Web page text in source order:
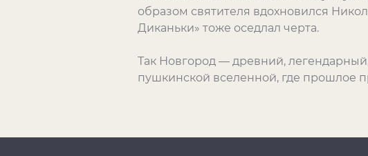
образом святителя вдохновился
Диканьки» тоже оседлал черта.
Так Новгород — древний,
пушкинской вселенной, где прошлое